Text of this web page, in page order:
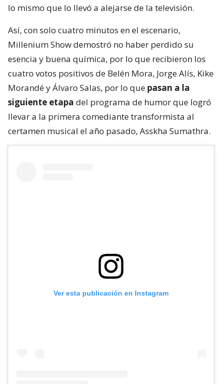
lo mismo que lo llevó a alejarse de la televisión.
Así, con solo cuatro minutos en el escenario,
Millenium Show demostró no haber perdido su
esencia y buena química, por lo que recibieron los
cuatro votos positivos de Belén Mora, Jorge Alís, Kike
Morandé y Álvaro Salas, por lo que pasan a la
siguiente etapa del programa de humor que logró
llevar a la primera comediante transformista al
certamen musical el año pasado, Asskha Sumathra.
Ver esta publicación en Instagram